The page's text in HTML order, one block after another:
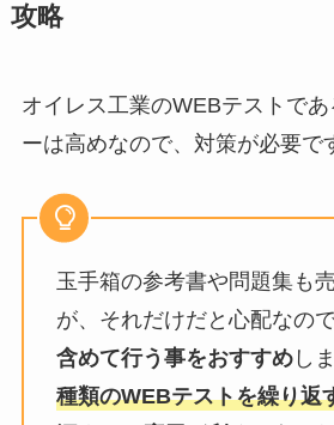
攻略
オイレス工業のWEBテストで
ーは高めなので、対策が必要で
玉手箱の参考書や問題集も
が、それだけだと心配なので
含めて行う事をおすすめし
種類のWEBテストを繰り返